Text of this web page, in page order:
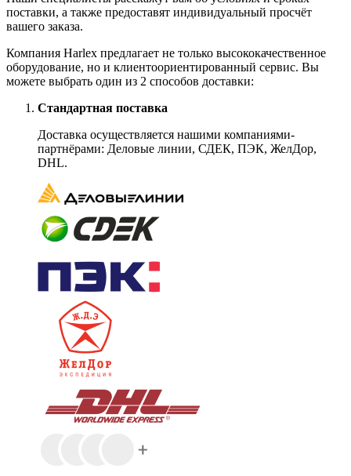
поставки, а также предоставят индивидуальный просчёт
вашего заказа.
Компания Harlex предлагает не только высококачественное
оборудование, но и клиентоориентированный сервис. Вы
можете выбрать один из 2 способов доставки:
Стандартная поставка
Доставка осуществляется нашими компаниями-
партнёрами: Деловые линии, СДЕК, ПЭК, ЖелДор,
DHL.